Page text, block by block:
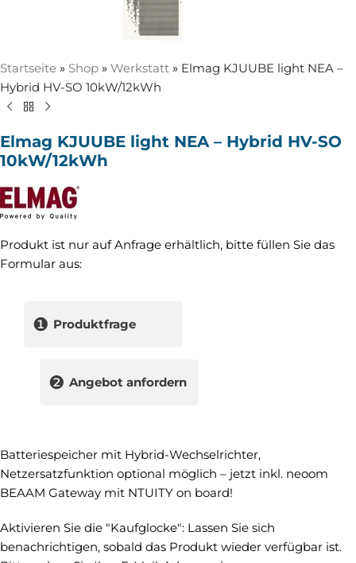
Startseite » Shop » Werkstatt » Elmag KJUUBE light NEA –
Hybrid HV-SO 10kW/12kWh
Elmag KJUUBE light NEA – Hybrid HV-SO
10kW/12kWh
Produkt ist nur auf Anfrage erhältlich, bitte füllen Sie das
Formular aus:
❶ Produktfrage
❷ Angebot anfordern
Batteriespeicher mit Hybrid-Wechselrichter,
Netzersatzfunktion optional möglich – jetzt inkl. neoom
BEAAM Gateway mit NTUITY on board!
Aktivieren Sie die "Kaufglocke": Lassen Sie sich
benachrichtigen, sobald das Produkt wieder verfügbar ist.